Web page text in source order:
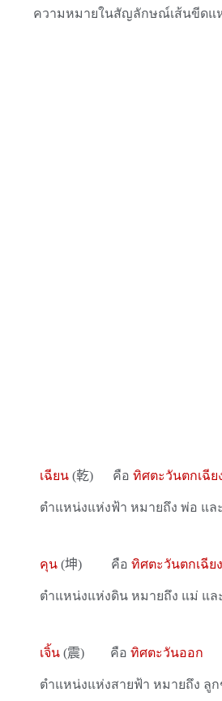
ความหมายในสัญลักษณ์เส้นขีดแ
เฉียน (乾) คือ ทิศตะวันตกเฉีย
ตำแหน่งแห่งฟ้า หมายถึง พ่อ แล
คุน (坤) คือ ทิศตะวันตกเฉีย
ตำแหน่งแห่งดิน หมายถึง แม่ แล
เจิ้น (震) คือ ทิศตะวันออก
ตำแหน่งแห่งสายฟ้า หมายถึง ลู